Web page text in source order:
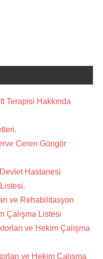
Terapisi Hakkında
Ceren Güngör
Hastanesi
ve Rehabilitasyon
Çalışma Listesi
ve Hekim Çalışma
ve Hekim Çalışma